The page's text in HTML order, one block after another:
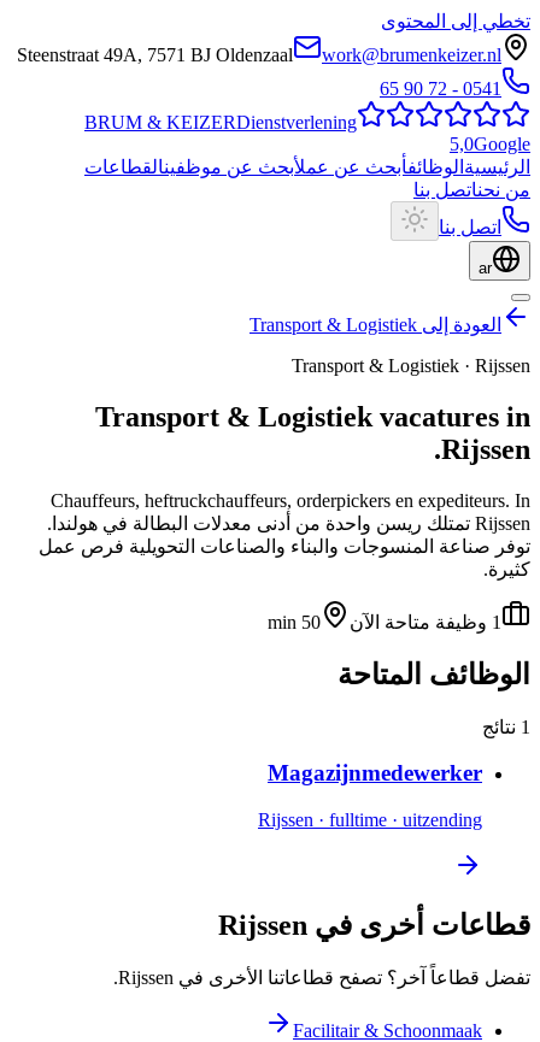
تخطي إلى المحتوى
Steenstraat 49A, 7571 BJ Oldenzaal
work@brumenkeizer.nl
0541 - 72 90 65
BRUM & KEIZERDienstverlening
5,0Google
الرئيسية الوظائفأبحث عن عملأبحث عن موظفينالقطاعات
من نحناتصل بنا
اتصل بنا
ar
العودة إلى Transport & Logistiek
Transport & Logistiek · Rijssen
Transport & Logistiek vacatures in
Rijssen
.
Chauffeurs, heftruckchauffeurs, orderpickers en expediteurs. In
Rijssen تمتلك ريسن واحدة من أدنى معدلات البطالة في هولندا.
توفر صناعة المنسوجات والبناء والصناعات التحويلية فرص عمل
كثيرة.
1 وظيفة متاحة الآن 50 min
الوظائف المتاحة
1 نتائج
Magazijnmedewerker
Rijssen · fulltime · uitzending
قطاعات أخرى في Rijssen
تفضل قطاعاً آخر؟ تصفح قطاعاتنا الأخرى في Rijssen.
Facilitair & Schoonmaak